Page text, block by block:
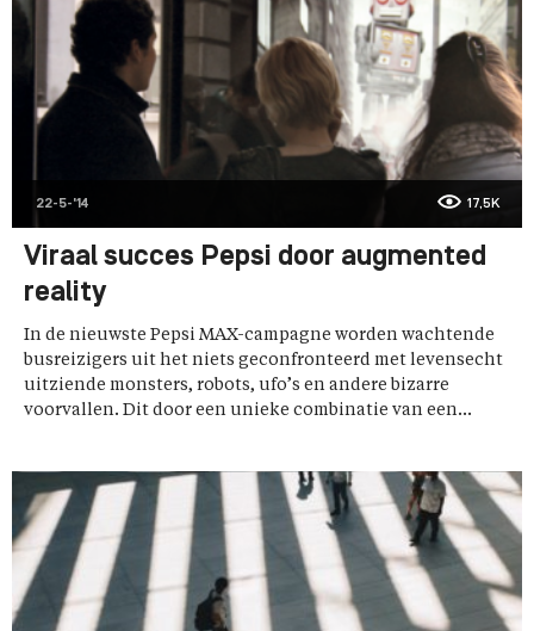
22-5-'14 17,5K
Viraal succes Pepsi door augmented
reality
In de nieuwste Pepsi MAX-campagne worden wachtende
busreizigers uit het niets geconfronteerd met levensecht
uitziende monsters, robots, ufo’s en andere bizarre
voorvallen. Dit door een unieke combinatie van een...